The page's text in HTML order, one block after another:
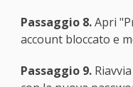
Passaggio 8.Apri
account bloccato e
Passaggio 9.